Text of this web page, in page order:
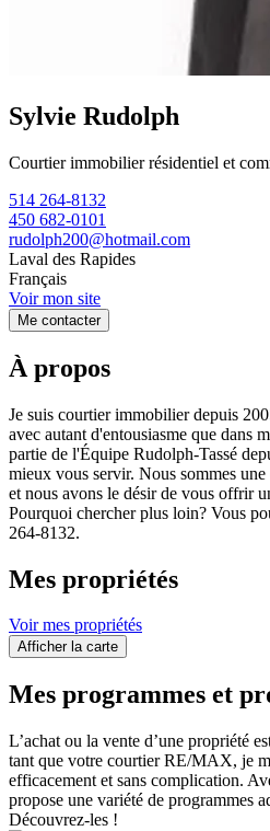
Sylvie Rudolph
Courtier immobilier résidentiel et
514 264-8132
450 682-0101
rudolph200@hotmail.com
Laval des Rapides
Français
Voir mon site
Me contacter
À propos
Je suis courtier immobilier depuis
avec autant d'entousiasme que dans
partie de l'Équipe Rudolph-Tassé
mieux vous servir. Nous sommes
et nous avons le désir de vous offrir
Pourquoi chercher plus loin? Vous
264-8132.
Mes propriétés
Voir mes propriétés
Afficher la carte
Mes programmes et
L’achat ou la vente d’une propriété
tant que votre courtier RE/MAX, je
efficacement et sans complication.
propose une variété de programmes
Découvrez-les !